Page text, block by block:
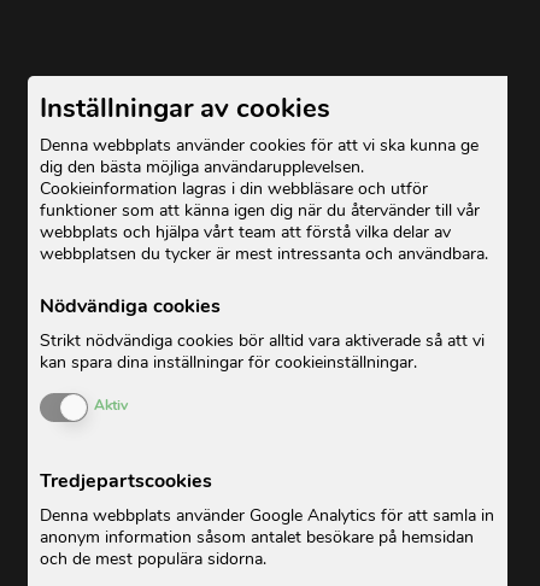
Inställningar av cookies
Denna webbplats använder cookies för att vi ska kunna ge
dig den bästa möjliga användarupplevelsen.
Cookieinformation lagras i din webbläsare och utför
funktioner som att känna igen dig när du återvänder till vår
webbplats och hjälpa vårt team att förstå vilka delar av
webbplatsen du tycker är mest intressanta och användbara.
Nödvändiga cookies
Strikt nödvändiga cookies bör alltid vara aktiverade så att vi
kan spara dina inställningar för cookieinställningar.
Enable or Disable Cookies
Aktiv
Tredjepartscookies
Denna webbplats använder Google Analytics för att samla in
anonym information såsom antalet besökare på hemsidan
och de mest populära sidorna.